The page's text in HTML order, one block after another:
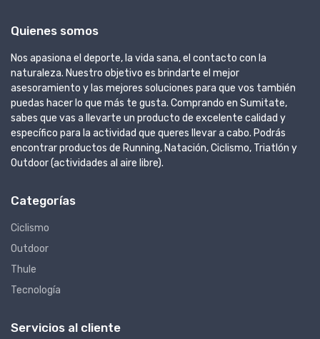
Quienes somos
Nos apasiona el deporte, la vida sana, el contacto con la
naturaleza. Nuestro objetivo es brindarte el mejor
asesoramiento y las mejores soluciones para que vos también
puedas hacer lo que más te gusta. Comprando en Sumitate,
sabes que vas a llevarte un producto de excelente calidad y
específico para la actividad que queres llevar a cabo. Podrás
encontrar productos de Running, Natación, Ciclismo, Triatlón y
Outdoor (actividades al aire libre).
Categorías
Ciclismo
Outdoor
Thule
Tecnología
Servicios al cliente